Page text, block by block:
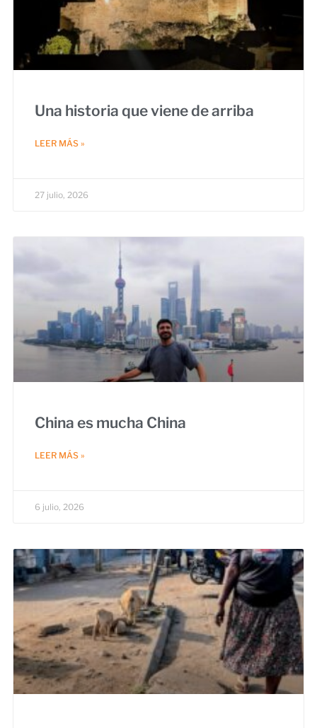
Una historia que viene de arriba
LEER MÁS »
27 julio, 2026
China es mucha China
LEER MÁS »
6 julio, 2026